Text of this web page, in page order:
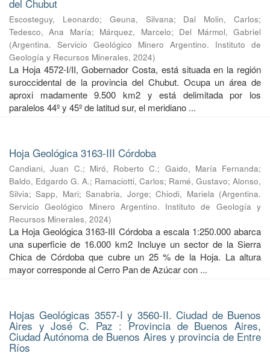
del Chubut
Escosteguy, Leonardo; Geuna, Silvana; Dal Molin, Carlos;
Tedesco, Ana María; Márquez, Marcelo; Del Mármol, Gabriel
(Argentina. Servicio Geológico Minero Argentino. Instituto de
Geología y Recursos Minerales, 2024)
La Hoja 4572-I/II, Gobernador Costa, está situada en la región
suroccidental de la provincia del Chubut. Ocupa un área de
aproxi madamente 9.500 km2 y está delimitada por los
paralelos 44º y 45º de latitud sur, el meridiano ...
Hoja Geológica 3163-III Córdoba
Candiani, Juan C.; Miró, Roberto C.; Gaido, María Fernanda;
Baldo, Edgardo G. A.; Ramaciotti, Carlos; Ramé, Gustavo; Alonso,
Silvia;Sapp, Mari;Sanabria, Jorge;Chiodi, Mariela (Argentina.
Servicio Geológico Minero Argentino. Instituto de Geología y
Recursos Minerales, 2024)
La Hoja Geológica 3163-III Córdoba a escala 1:250.000 abarca
una superficie de 16.000 km2 Incluye un sector de la Sierra
Chica de Córdoba que cubre un 25 % de la Hoja. La altura
mayor corresponde al Cerro Pan de Azúcar con ...
Hojas Geológicas 3557-I y 3560-II. Ciudad de Buenos
Aires y José C. Paz : Provincia de Buenos Aires,
Ciudad Autónoma de Buenos Aires y provincia de Entre
Ríos